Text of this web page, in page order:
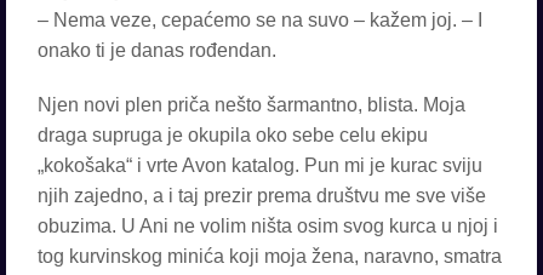
– Nema veze, cepaćemo se na suvo – kažem joj. – I
onako ti je danas rođendan.
Njen novi plen priča nešto šarmantno, blista. Moja
draga supruga je okupila oko sebe celu ekipu
„kokošaka“ i vrte Avon katalog. Pun mi je kurac sviju
njih zajedno, a i taj prezir prema društvu me sve više
obuzima. U Ani ne volim ništa osim svog kurca u njoj i
tog kurvinskog minića koji moja žena, naravno, smatra